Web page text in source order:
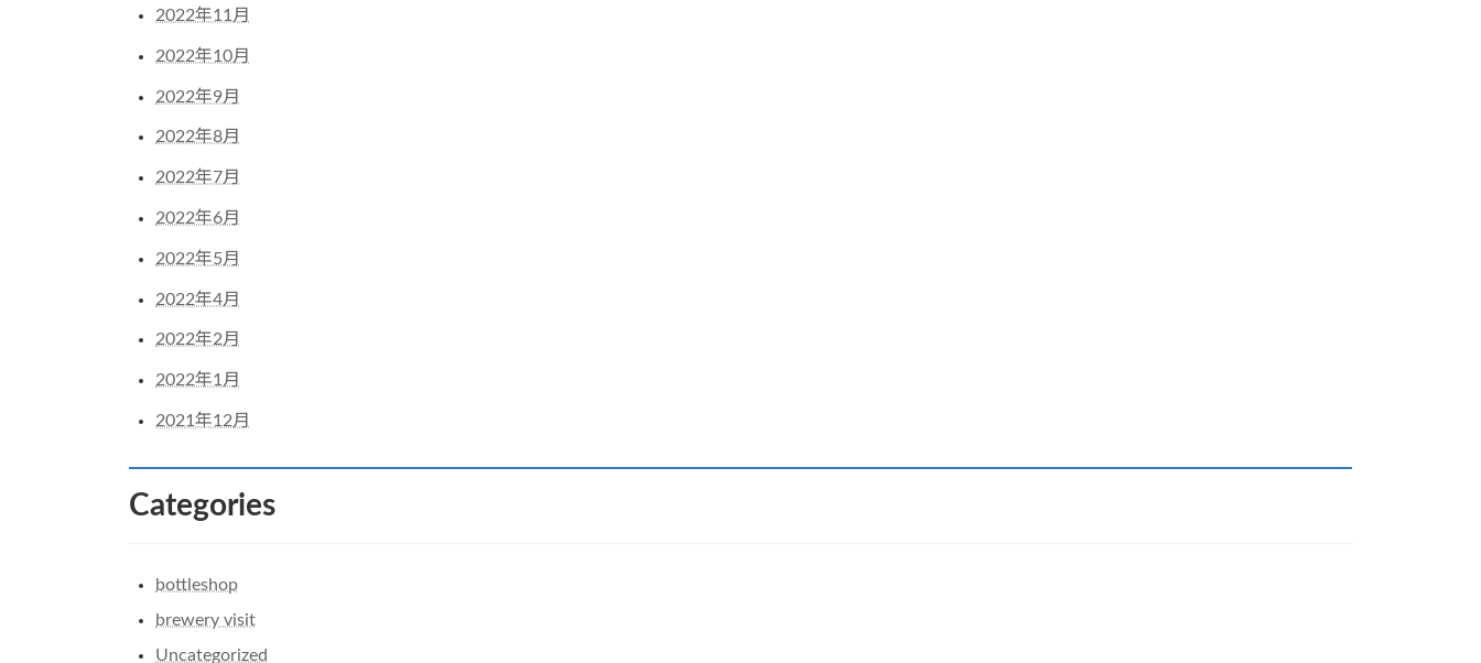
2022年11月
2022年10月
2022年9月
2022年8月
2022年7月
2022年6月
2022年5月
2022年4月
2022年2月
2022年1月
2021年12月
Categories
bottleshop
brewery visit
Uncategorized